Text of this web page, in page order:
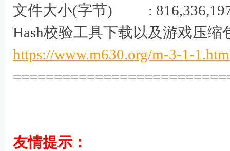
文件大小(字节) :
Hash校验工具下载以及游戏压
https://www.m630.org/m-3-1-
友情提示：